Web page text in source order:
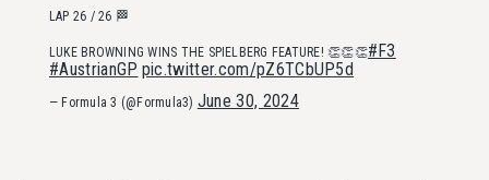
LAP 26 / 26 🏁
LUKE BROWNING WINS THE SPIELBERG FEATURE! 👏👏👏#F3
#AustrianGP pic.twitter.com/pZ6TCbUP5d
— Formula 3 (@Formula3) June 30, 2024